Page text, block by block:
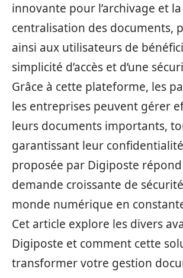
innovante pour l’archivage et la
centralisation des documents,
ainsi aux utilisateurs de
simplicité d’accès et d’une
Grâce à cette plateforme, les
les entreprises peuvent gérer
leurs documents importants,
garantissant leur
proposée par Digiposte
demande croissante de
monde numérique en
Cet article explore les divers
Digiposte et comment cette
transformer votre gestion